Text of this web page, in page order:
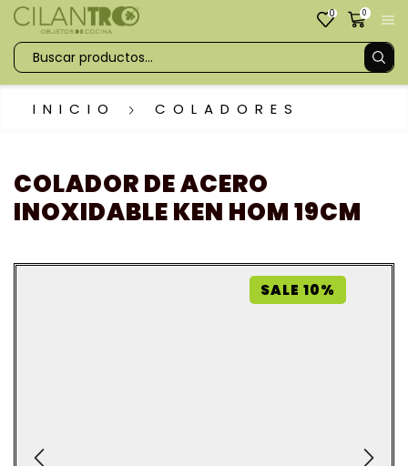
0 0
INICIO COLADORES
COLADOR DE ACERO
INOXIDABLE KEN HOM 19CM
SALE 10%